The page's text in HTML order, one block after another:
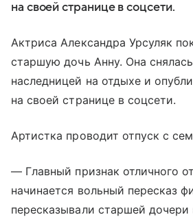
на своей странице в соцсети.
Актриса Александра Урсуляк
старшую дочь Анну. Она
наследницей на отдыхе и
на своей странице в соцсети.
Артистка проводит отпуск с
— Главный признак отличного
начинается вольный пересказ
пересказывали старшей